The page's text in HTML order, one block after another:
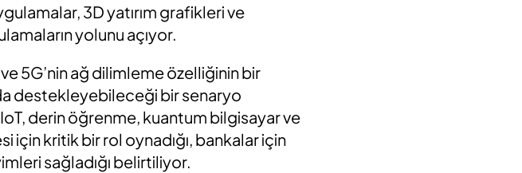
3D yatırım grafikleri ve
yolunu açıyor.
ve 5G’nin ağ dilimleme özelliğinin bir
destekleyebileceği bir senaryo
derin öğrenme, kuantum bilgisayar ve
kritik bir rol oynadığı, bankalar için
sağladığı belirtiliyor.